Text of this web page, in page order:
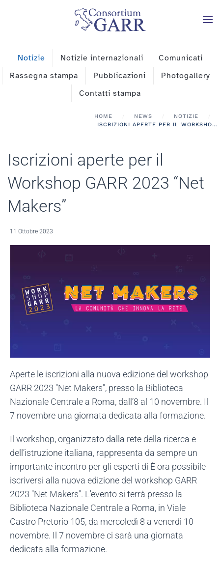
Skip to main content
Notizie Notizie internazionali
Comunicati
Rassegna stampa
Pubblicazioni
Photogallery
Contatti stampa
HOME NEWS
NOTIZIE
ISCRIZIONI APERTE PER IL WORKSHOP GARR 2023 “NET MAKERS”
Iscrizioni aperte per il
Workshop GARR 2023 “Net
Makers”
11 Ottobre 2023
Aperte le iscrizioni alla nuova edizione del workshop
GARR 2023 "Net Makers", presso la Biblioteca
Nazionale Centrale a Roma, dall’8 al 10 novembre. Il
7 novembre una giornata dedicata alla formazione.
Il workshop, organizzato dalla rete della ricerca e
dell’istruzione italiana, rappresenta da sempre un
importante incontro per gli esperti di È ora possibile
iscriversi alla nuova edizione del workshop GARR
2023 "Net Makers". L'evento si terrà presso la
Biblioteca Nazionale Centrale a Roma, in Viale
Castro Pretorio 105, da mercoledì 8 a venerdì 10
novembre. Il 7 novembre ci sarà una giornata
dedicata alla formazione.